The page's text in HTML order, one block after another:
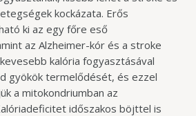
kockázata. Erős
ki az egy főre eső
az Alzheimer-kór és a stroke
kalória fogyasztásával
gyökök termelődését, és ezzel
a mitokondriumban az
időszakos böjttel is